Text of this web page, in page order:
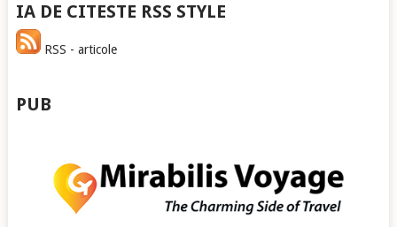
IA DE CITESTE RSS STYLE
RSS - articole
PUB